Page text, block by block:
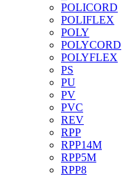
POLICORD
POLIFLEX
POLY
POLYCORD
POLYFLEX
PS
PU
PV
PVC
REV
RPP
RPP14M
RPP5M
RPP8